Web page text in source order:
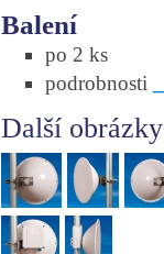
Balení
po 2 ks
podrobnosti
Další